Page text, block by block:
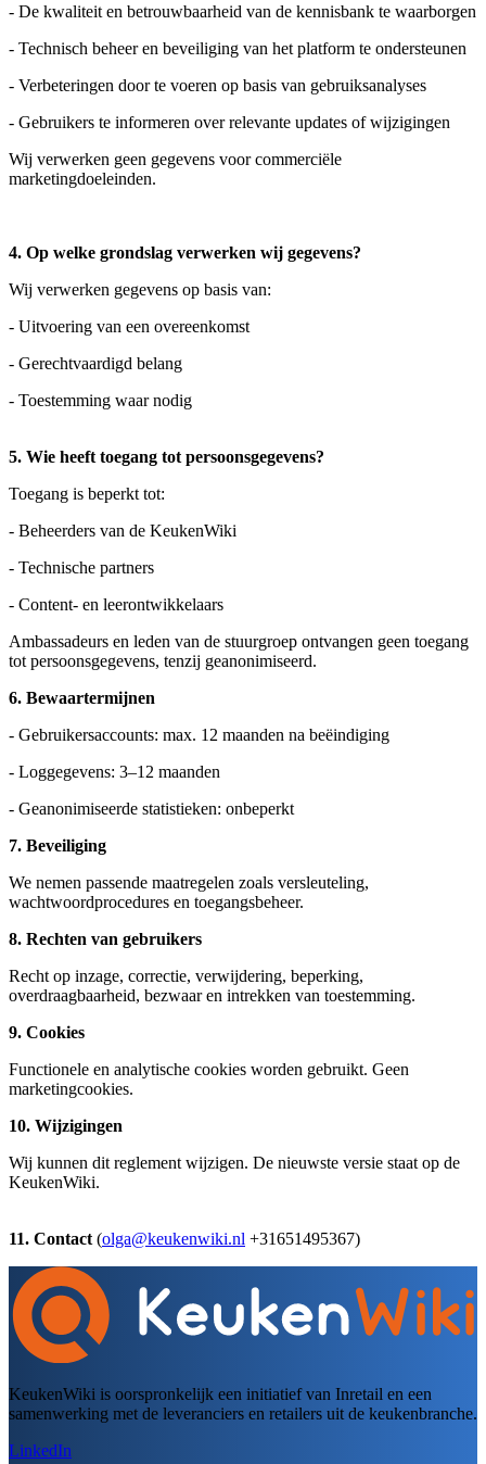
- De kwaliteit en betrouwbaarheid van de kennisbank te waarborgen
- Technisch beheer en beveiliging van het platform te ondersteunen
- Verbeteringen door te voeren op basis van gebruiksanalyses
- Gebruikers te informeren over relevante updates of wijzigingen
Wij verwerken geen gegevens voor commerciële
marketingdoeleinden.
4. Op welke grondslag verwerken wij gegevens?
Wij verwerken gegevens op basis van:
- Uitvoering van een overeenkomst
- Gerechtvaardigd belang
- Toestemming waar nodig
5. Wie heeft toegang tot persoonsgegevens?
Toegang is beperkt tot:
- Beheerders van de KeukenWiki
- Technische partners
- Content- en leerontwikkelaars
Ambassadeurs en leden van de stuurgroep ontvangen geen toegang
tot persoonsgegevens, tenzij geanonimiseerd.
6. Bewaartermijnen
- Gebruikersaccounts: max. 12 maanden na beëindiging
- Loggegevens: 3–12 maanden
- Geanonimiseerde statistieken: onbeperkt
7. Beveiliging
We nemen passende maatregelen zoals versleuteling,
wachtwoordprocedures en toegangsbeheer.
8. Rechten van gebruikers
Recht op inzage, correctie, verwijdering, beperking,
overdraagbaarheid, bezwaar en intrekken van toestemming.
9. Cookies
Functionele en analytische cookies worden gebruikt. Geen
marketingcookies.
10. Wijzigingen
Wij kunnen dit reglement wijzigen. De nieuwste versie staat op de
KeukenWiki.
11. Contact (olga@keukenwiki.nl +31651495367)
KeukenWiki is oorspronkelijk een initiatief van Inretail en een
samenwerking met de leveranciers en retailers uit de keukenbranche.
LinkedIn